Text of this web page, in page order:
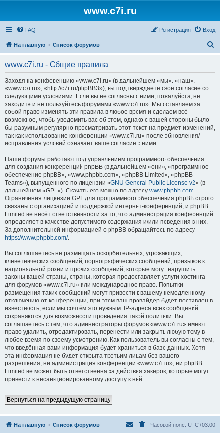
www.c7i.ru
FAQ Вход
Регистрация
На главную Список форумов
www.c7i.ru - Общие правила
Заходя на конференцию «www.c7i.ru» (в дальнейшем «мы», «наш»,
«www.c7i.ru», «http://c7i.ru/phpBB3»), вы подтверждаете своё согласие со
следующими условиями. Если вы не согласны с ними, пожалуйста, не
заходите и не пользуйтесь форумами «www.c7i.ru». Мы оставляем за
собой право изменять эти правила в любое время и сделаем всё
возможное, чтобы уведомить вас об этом, однако с вашей стороны было
бы разумным регулярно просматривать этот текст на предмет изменений,
так как использование конференции «www.c7i.ru» после обновления/
исправления условий означает ваше согласие с ними.
Наши форумы работают под управлением программного обеспечения
для создания конференций phpBB (в дальнейшем «они», «программное
обеспечение phpBB», «www.phpbb.com», «phpBB Limited», «phpBB
Teams»), выпущенного по лицензии «GNU General Public License v2» (в
дальнейшем «GPL»). Скачать его можно по адресу www.phpbb.com.
Ограничения лицензии GPL для программного обеспечения phpBB строго
связаны с организацией и поддержкой интернет-конференций, и phpBB
Limited не несёт ответственности за то, что администрация конференций
определяет в качестве допустимого содержания и/или поведения в них.
За дополнительной информацией о phpBB обращайтесь по адресу
https://www.phpbb.com/.
Вы соглашаетесь не размещать оскорбительных, угрожающих,
клеветнических сообщений, порнографических сообщений, призывов к
национальной розни и прочих сообщений, которые могут нарушить
законы вашей страны, страны, которая предоставляет услуги хостинга
для форумов «www.c7i.ru» или международное право. Попытки
размещения таких сообщений могут привести к вашему немедленному
отключению от конференции, при этом ваш провайдер будет поставлен в
известность, если мы сочтём это нужным. IP-адреса всех сообщений
сохраняются для возможности проведения такой политики. Вы
соглашаетесь с тем, что администраторы форумов «www.c7i.ru» имеют
право удалить, отредактировать, перенести или закрыть любую тему в
любое время по своему усмотрению. Как пользователь вы согласны с тем,
что введённая вами информация будет храниться в базе данных. Хотя
эта информация не будет открыта третьим лицам без вашего
разрешения, ни администрация конференции «www.c7i.ru», ни phpBB
Limited не может быть ответственна за действия хакеров, которые могут
привести к несанкционированному доступу к ней.
Вернуться на предыдущую страницу
На главную Список форумов Часовой пояс: UTC+03:00